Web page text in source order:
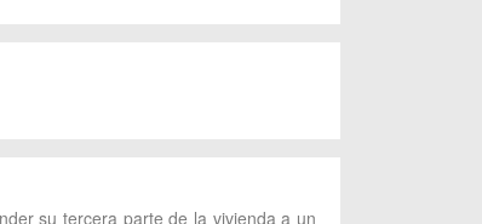
su tercera parte de la vivienda a un